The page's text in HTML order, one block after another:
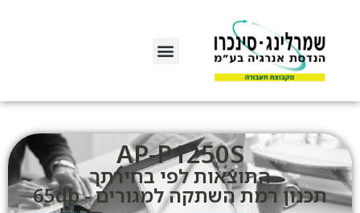
AP-P1250S
התוצאות לפי בחירתך
תכנון רמת השתקה למגורים - 65db